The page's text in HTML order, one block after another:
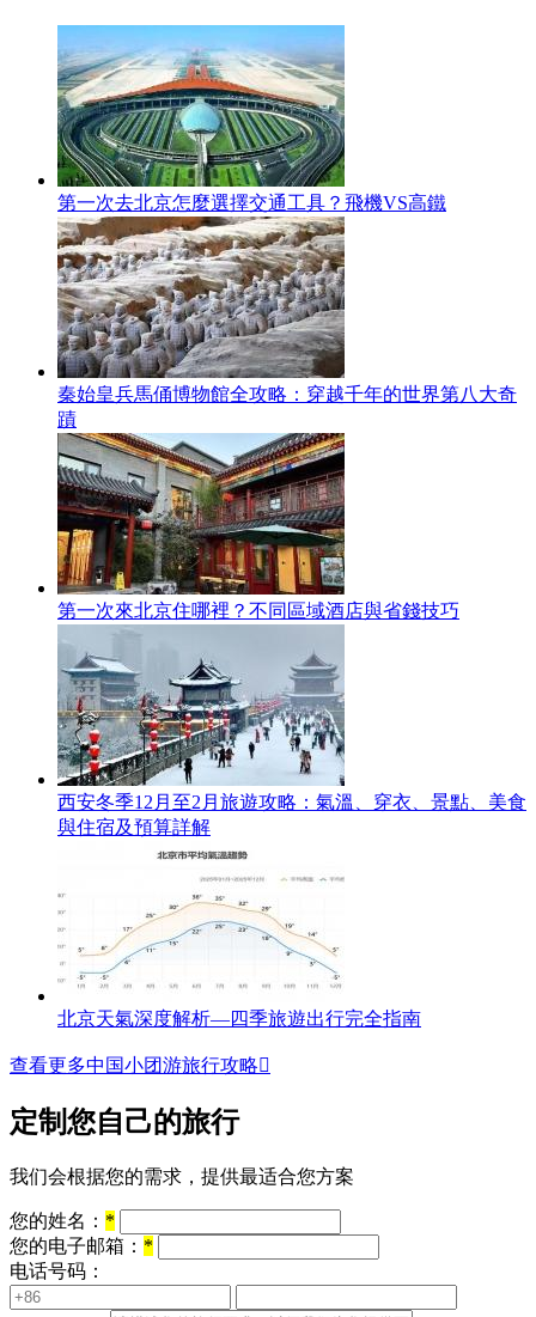
第一次去北京怎麼選擇交通工具？飛機VS高鐵
秦始皇兵馬俑博物館全攻略：穿越千年的世界第八大奇
蹟
第一次來北京住哪裡？不同區域酒店與省錢技巧
西安冬季12月至2月旅遊攻略：氣溫、穿衣、景點、美食
與住宿及預算詳解
北京天氣深度解析—四季旅遊出行完全指南
查看更多中国小团游旅行攻略
定制您自己的旅行
我们会根据您的需求，提供最适合您方案
您的姓名： *
您的电子邮箱： *
电话号码：